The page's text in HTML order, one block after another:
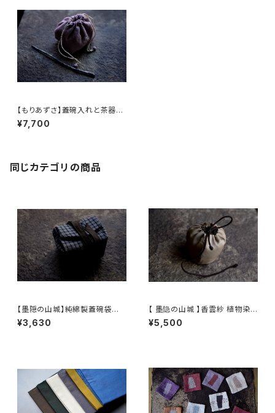
【もりあずさ】蓋碗入れと茶器保
護布
¥7,700
同じカテゴリの商品
【墨隠の山城】純綿製蓋碗袋内【
【 墨隐の山城 】香雲紗 植物染
仕覆 めカップ袋 【 Ink & Moun
¥3,630
【 墨隐の山城 】香雲紗 植物染
仕覆 めカップ袋 【 Ink & Moun
tain Tea Atelier】Tea Cadd
¥5,500